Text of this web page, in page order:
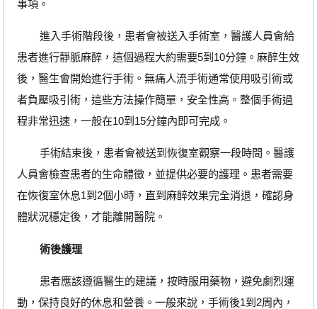
事項。
進入手術階段後，患者會被送入手術室，醫護人員會給
患者進行靜脈麻醉，這個過程大約需要5到10分鐘。麻醉生效
後，醫生會開始進行手術。無痛人流手術通常使用吸引術或
者負壓吸引術，這些方法操作簡單，安全性高。整個手術過
程非常迅速，一般在10到15分鐘內即可完成。
手術結束後，患者會被送到恢復室觀察一段時間。醫護
人員會檢查患者的生命體徵，並提供必要的護理。患者需要
在恢復室休息1到2個小時，直到麻醉效果完全消退，確認身
體狀況穩定後，才能離開醫院。
術後護理
患者應該遵循醫生的建議，按時服用藥物，避免劇烈運
動，保持良好的休息和營養。一般來說，手術後1到2周內，